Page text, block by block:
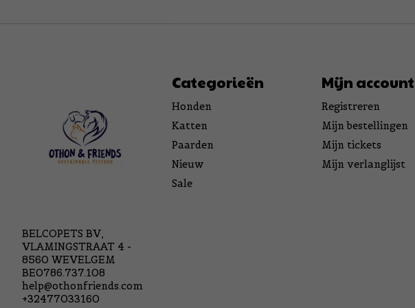
BELCOPETS BV,
VLAMINGSTRAAT 4 -
8560 WEVELGEM
BE0786.737.108
help@othonfriends.com
+32477033160
Categorieën
Honden
Katten
Paarden
Nieuw
Sale
Mijn account
Registreren
Mijn bestellingen
Mijn tickets
Mijn verlanglijst